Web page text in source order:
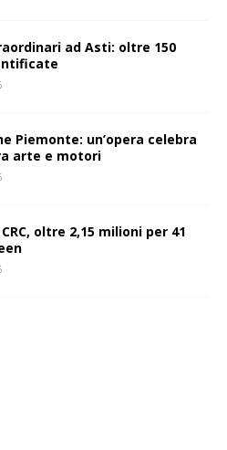
ad Asti: oltre 150
Piemonte: un’opera celebra
arte e motori
oltre 2,15 milioni per 41